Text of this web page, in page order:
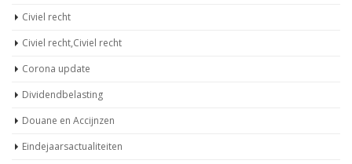
Civiel recht
Civiel recht,Civiel recht
Corona update
Dividendbelasting
Douane en Accijnzen
Eindejaarsactualiteiten